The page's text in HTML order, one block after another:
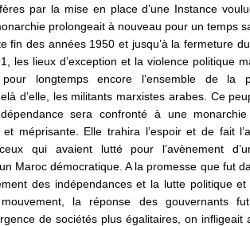
par la mise en place d’une Instance
prolongeait à nouveau pour un temps
fin des années 1950 et jusqu’à la fermeture
les lieux d’exception et la violence politique
longtemps encore l’ensemble de la
d’elle, les militants marxistes arabes. Ce
sera confronté à une monarchie
méprisante. Elle trahira l’espoir et de fait
qui avaient lutté pour l’avènement
Maroc démocratique. A la promesse que fut
des indépendances et la lutte politique et
la réponse des gouvernants
de sociétés plus égalitaires, on infligeait